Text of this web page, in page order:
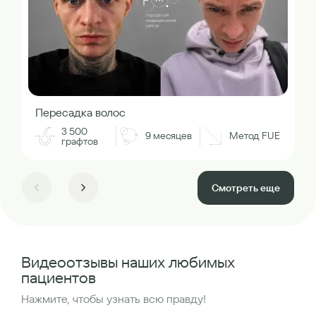
Пересадка волос
3 500
графтов 9 месяцев Метод FUE
Смотреть еще
Видеоотзывы наших любимых
пациентов
Нажмите, чтобы узнать всю правду!